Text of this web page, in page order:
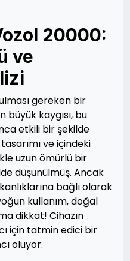
20000:
ve
gereken bir
büyük kaygısı, bu
etkili bir şekilde
ve içindeki
uzun ömürlü bir
düşünülmüş. Ancak
bağlı olarak
kullanım, doğal
dikkat! Cihazın
için tatmin edici bir
oluyor.